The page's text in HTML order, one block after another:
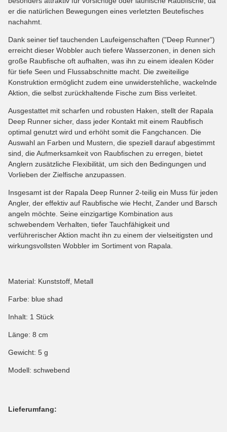
er die natürlichen Bewegungen eines verletzten Beutefisches
nachahmt.
Dank seiner tief tauchenden Laufeigenschaften ("Deep Runner")
erreicht dieser Wobbler auch tiefere Wasserzonen, in denen sich
große Raubfische oft aufhalten, was ihn zu einem idealen Köder
für tiefe Seen und Flussabschnitte macht. Die zweiteilige
Konstruktion ermöglicht zudem eine unwiderstehliche, wackelnde
Aktion, die selbst zurückhaltende Fische zum Biss verleitet.
Ausgestattet mit scharfen und robusten Haken, stellt der Rapala
Deep Runner sicher, dass jeder Kontakt mit einem Raubfisch
optimal genutzt wird und erhöht somit die Fangchancen. Die
Auswahl an Farben und Mustern, die speziell darauf abgestimmt
sind, die Aufmerksamkeit von Raubfischen zu erregen, bietet
Anglern zusätzliche Flexibilität, um sich den Bedingungen und
Vorlieben der Zielfische anzupassen.
Insgesamt ist der Rapala Deep Runner 2-teilig ein Muss für jeden
Angler, der effektiv auf Raubfische wie Hecht, Zander und Barsch
angeln möchte. Seine einzigartige Kombination aus
schwebendem Verhalten, tiefer Tauchfähigkeit und
verführerischer Aktion macht ihn zu einem der vielseitigsten und
wirkungsvollsten Wobbler im Sortiment von Rapala.
Material: Kunststoff, Metall
Farbe: blue shad
Inhalt: 1 Stück
Länge: 8 cm
Gewicht: 5 g
Modell: schwebend
Lieferumfang: